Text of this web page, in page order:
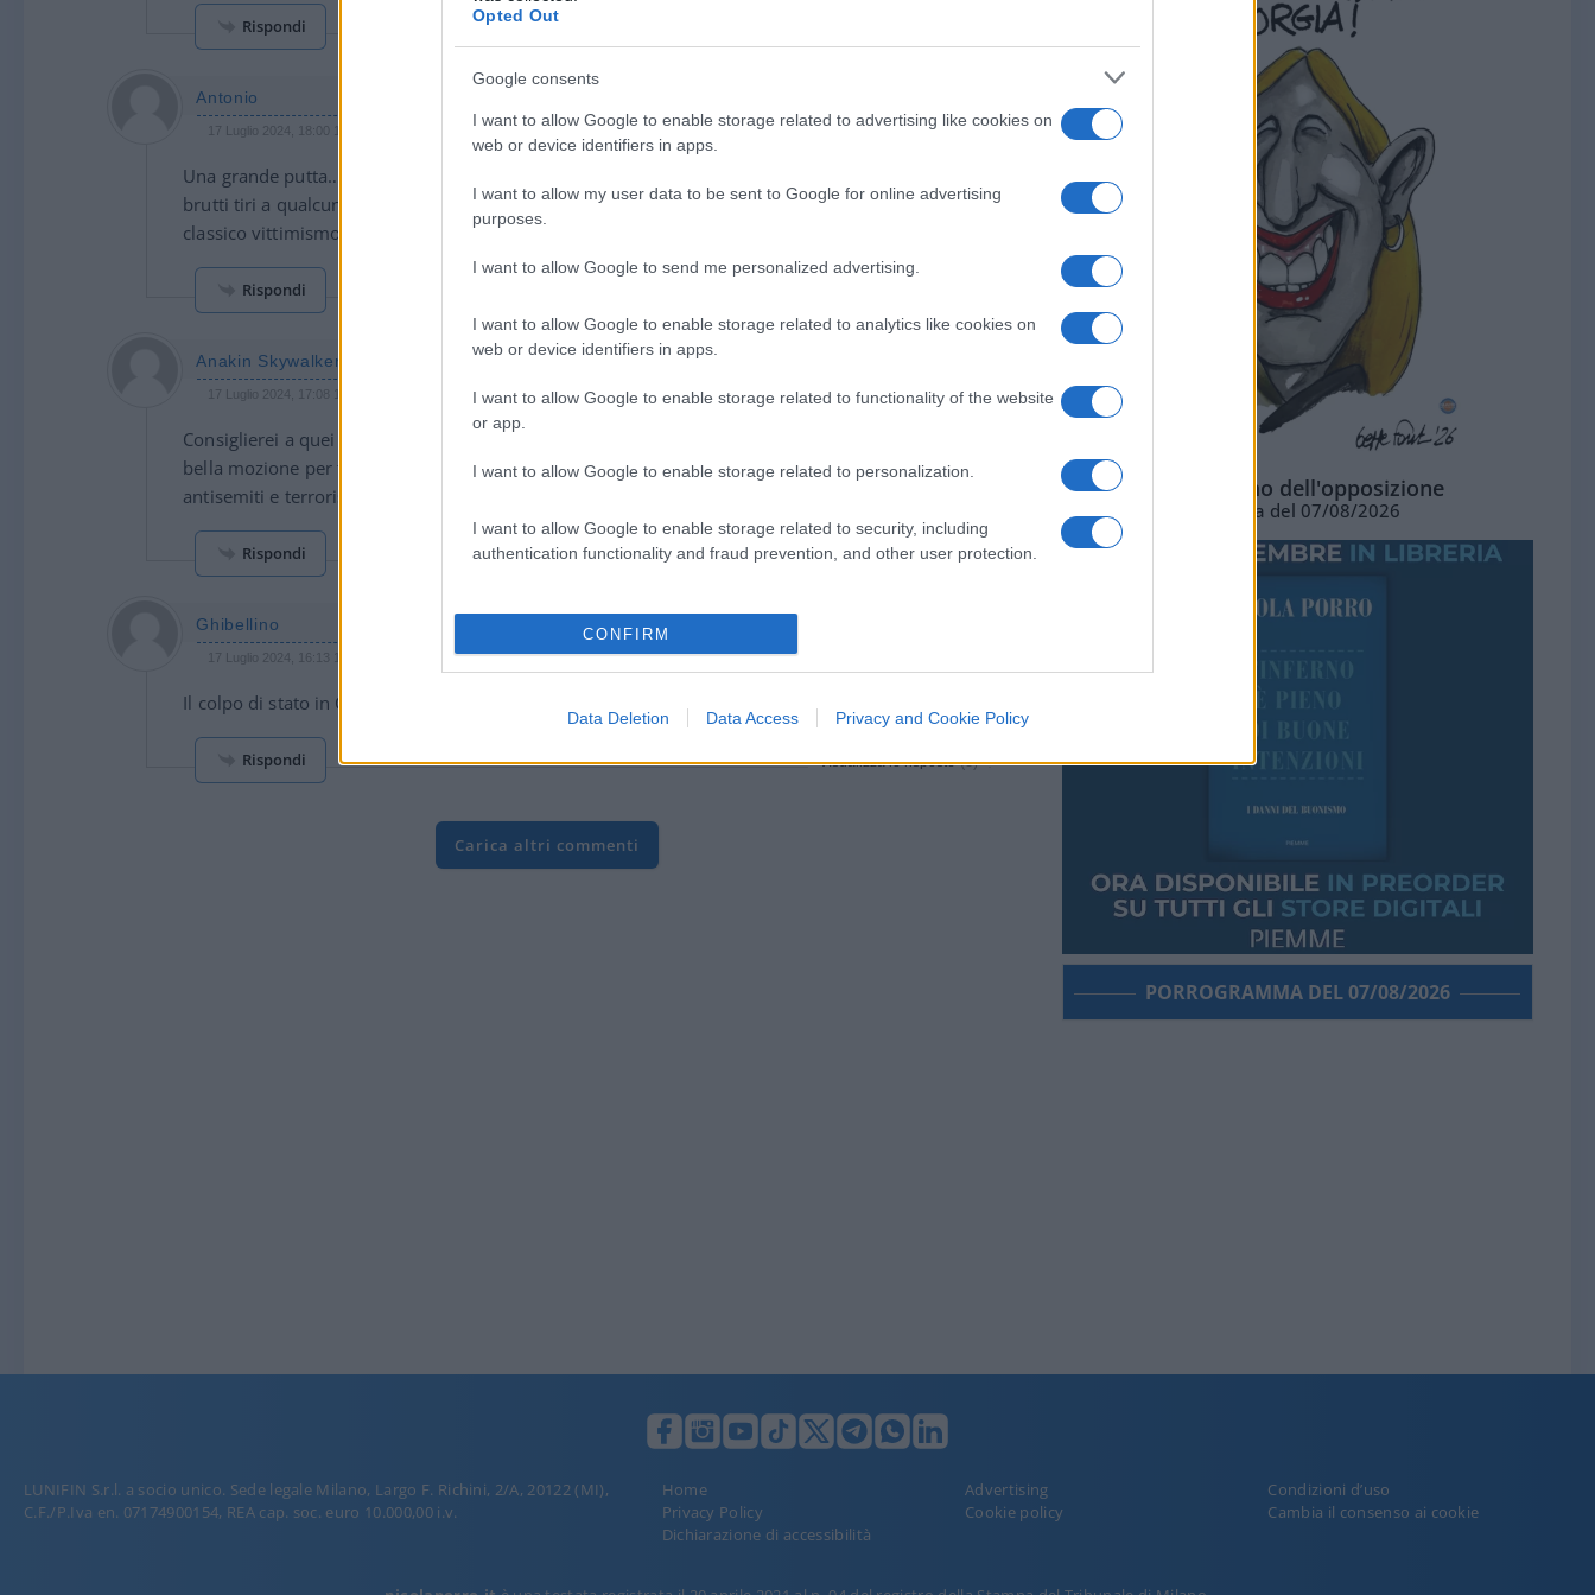
Opted Out
Google consents
I want to allow Google to enable storage related to advertising like cookies on
web or device identifiers in apps.
I want to allow my user data to be sent to Google for online advertising
purposes.
I want to allow Google to send me personalized advertising.
I want to allow Google to enable storage related to analytics like cookies on
web or device identifiers in apps.
I want to allow Google to enable storage related to functionality of the website
or app.
I want to allow Google to enable storage related to personalization.
I want to allow Google to enable storage related to security, including
authentication functionality and fraud prevention, and other user protection.
CONFIRM
Data Deletion Data Access Privacy and Cookie Policy
Rispondi
Antonio
17 Luglio 2024, 18:00 18:00
Una grande putta…..ta, tanto si sa che sara’ una bolla di sapone. E’ caldo e questa afa fa fare dei
brutti tiri a qualcuno. Detto questo risorge il gne gne, la “sindrome da accerchiamento” e il
classico vittimismo.
Rispondi
Anakin Skywalker
17 Luglio 2024, 17:08 17:08
Consiglierei a quei babbei di Azione Universitaria di rispondere a tono a quei farabutti, con una
bella mozione per far sciogliere UDU e cloache varie, motivo: vicinanza e sostegno a movimenti
antisemiti e terroristici quali Hamas, Hezbollah e compagnia cantante.
Rispondi
Ghibellino
17 Luglio 2024, 16:13 16:13
Il colpo di stato in Cile? Neanche più la storia!
Rispondi VIsualizza le risposte(3)
Carica altri commenti
L'ottimismo dell'opposizione
Vignetta del 07/08/2026
PORROGRAMMA DEL 07/08/2026
LUNIFIN S.r.l. a socio unico. Sede legale Milano, Largo F. Richini, 2/A, 20122 (MI),
C.F./P.Iva en. 07174900154, REA cap. soc. euro 10.000,00 i.v.
Home Advertising
Condizioni d’uso
Privacy Policy
Cookie policy
Cambia il consenso ai cookie
Dichiarazione di accessibilità